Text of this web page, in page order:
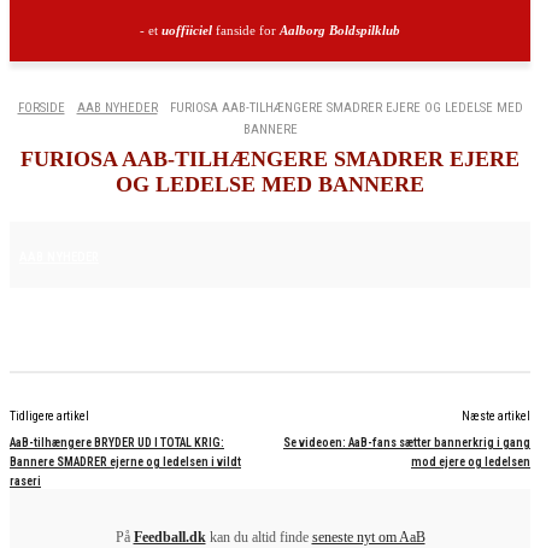
- et uoffiiciel fanside for Aalborg Boldspilklub
FORSIDE AAB NYHEDER
FURIOSA AAB-TILHÆNGERE SMADRER EJERE OG LEDELSE MED
BANNERE
FURIOSA AAB-TILHÆNGERE SMADRER EJERE
OG LEDELSE MED BANNERE
Tidligere artikel
AaB-tilhængere BRYDER UD I TOTAL KRIG:
Bannere SMADRER ejerne og ledelsen i vildt
raseri
Næste artikel
Se videoen: AaB-fans sætter bannerkrig i gang
mod ejere og ledelsen
På Feedball.dkkan du altid finde seneste nyt om AaB